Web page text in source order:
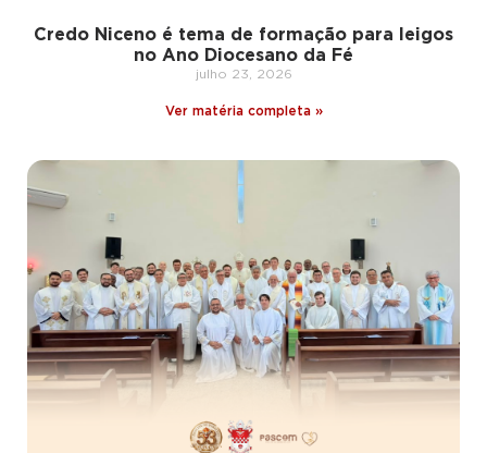
Credo Niceno é tema de formação para leigos
no Ano Diocesano da Fé
julho 23, 2026
Ver matéria completa »